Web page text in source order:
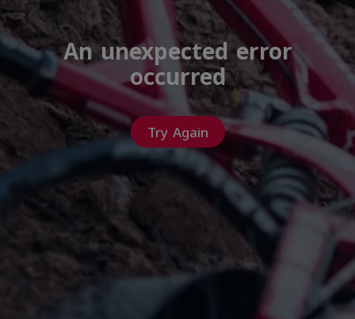
An unexpected error
occurred
Try Again